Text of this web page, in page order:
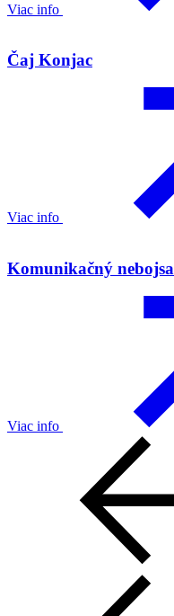
Viac info
Čaj Konjac
Viac info
Komunikačný nebojsa
Viac info